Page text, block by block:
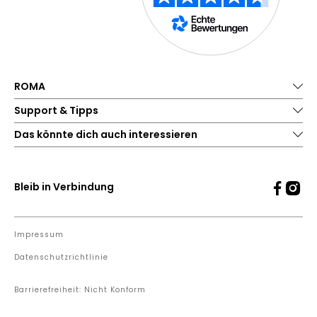
ROMA
Support & Tipps
Das könnte dich auch interessieren
Bleib in Verbindung
Impressum
Datenschutzrichtlinie
Barrierefreiheit: Nicht Konform